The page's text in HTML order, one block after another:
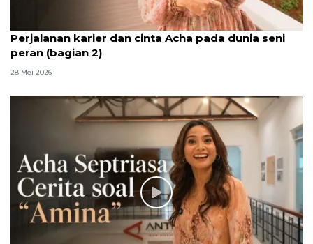
Perjalanan karier dan cinta Acha pada dunia seni
peran (bagian 2)
28 Mei 2026